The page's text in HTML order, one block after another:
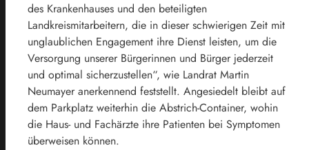
des Krankenhauses und den beteiligten
Landkreismitarbeitern, die in dieser schwierigen Zeit mit
unglaublichen Engagement ihre Dienst leisten, um die
Versorgung unserer Bürgerinnen und Bürger jederzeit
und optimal sicherzustellen“, wie Landrat Martin
Neumayer anerkennend feststellt. Angesiedelt bleibt auf
dem Parkplatz weiterhin die Abstrich-Container, wohin
die Haus- und Fachärzte ihre Patienten bei Symptomen
überweisen können.